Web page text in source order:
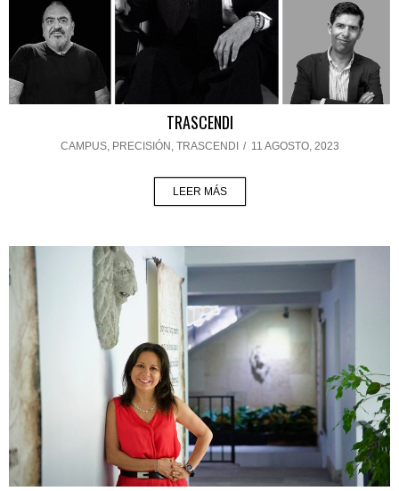
TRASCENDI
CAMPUS, PRECISIÓN TRASCENDI / 11 AGOSTO, 2023
LEER MÁS